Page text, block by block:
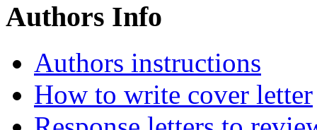
Authors Info
Authors instructions
How to write cover letter